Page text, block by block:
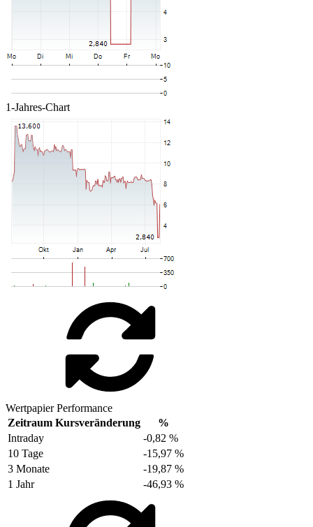
1-Jahres-Chart
Wertpapier Performance
Zeitraum Kursveränderung
%
Intraday
-0,82 %
10 Tage
-15,97 %
3 Monate
-19,87 %
1 Jahr
-46,93 %